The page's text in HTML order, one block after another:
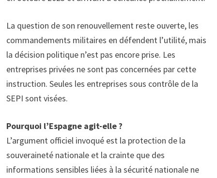
La question de son renouvellement reste ouverte, les
commandements militaires en défendent l’utilité, mais
la décision politique n’est pas encore prise. Les
entreprises privées ne sont pas concernées par cette
instruction. Seules les entreprises sous contrôle de la
SEPI sont visées.
Pourquoi l’Espagne agit-elle ?
L’argument officiel invoqué est la protection de la
souveraineté nationale et la crainte que des
informations sensibles liées à la sécurité nationale ne